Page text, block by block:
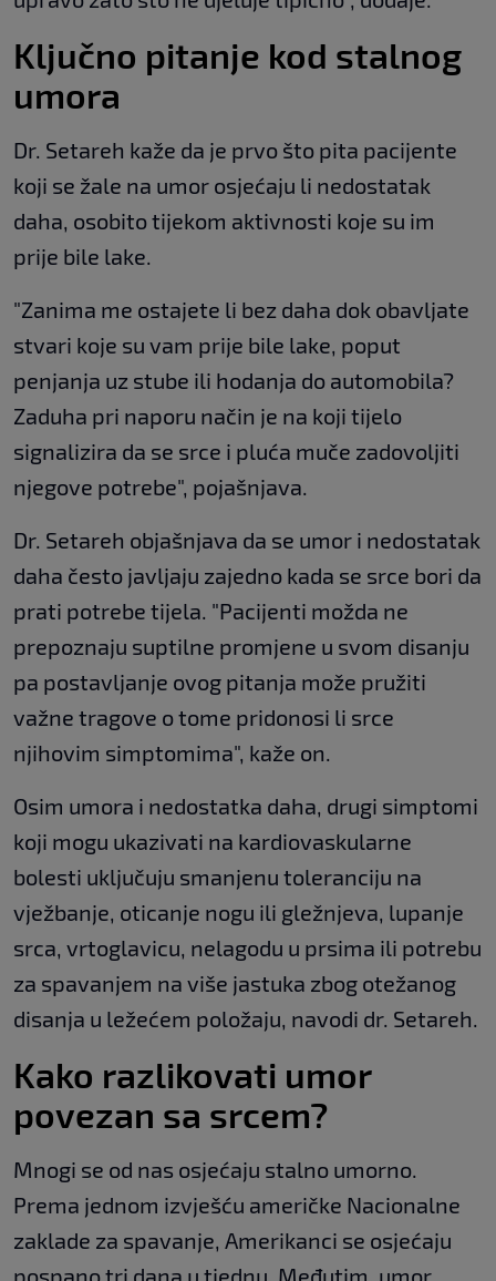
Ključno pitanje kod stalnog
umora
Dr. Setareh kaže da je prvo što pita pacijente
koji se žale na umor osjećaju li nedostatak
daha, osobito tijekom aktivnosti koje su im
prije bile lake.
"Zanima me ostajete li bez daha dok obavljate
stvari koje su vam prije bile lake, poput
penjanja uz stube ili hodanja do automobila?
Zaduha pri naporu način je na koji tijelo
signalizira da se srce i pluća muče zadovoljiti
njegove potrebe", pojašnjava.
Dr. Setareh objašnjava da se umor i nedostatak
daha često javljaju zajedno kada se srce bori da
prati potrebe tijela. "Pacijenti možda ne
prepoznaju suptilne promjene u svom disanju
pa postavljanje ovog pitanja može pružiti
važne tragove o tome pridonosi li srce
njihovim simptomima", kaže on.
Osim umora i nedostatka daha, drugi simptomi
koji mogu ukazivati na kardiovaskularne
bolesti uključuju smanjenu toleranciju na
vježbanje, oticanje nogu ili gležnjeva, lupanje
srca, vrtoglavicu, nelagodu u prsima ili potrebu
za spavanjem na više jastuka zbog otežanog
disanja u ležećem položaju, navodi dr. Setareh.
Kako razlikovati umor
povezan sa srcem?
Mnogi se od nas osjećaju stalno umorno.
Prema jednom izvješću američke Nacionalne
zaklade za spavanje, Amerikanci se osjećaju
pospano tri dana u tjednu. Međutim, umor